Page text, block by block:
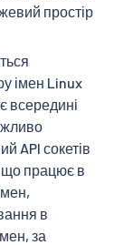
простір
імен Linux
всередині
API сокетів
що працює в
в
за